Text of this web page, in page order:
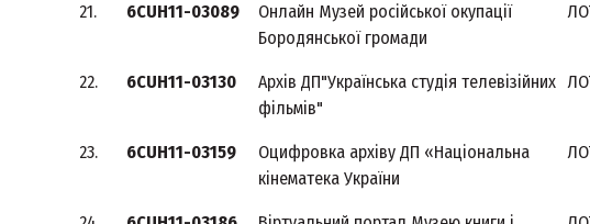
21. 6CUH11-03089
Онлайн Музей російської окупації
Бородянської громади
22. 6CUH11-03130
Архів ДП"Українська студія телевізійних
фільмів"
23. 6CUH11-03159
Оцифровка архіву ДП «Національна
кінематека України